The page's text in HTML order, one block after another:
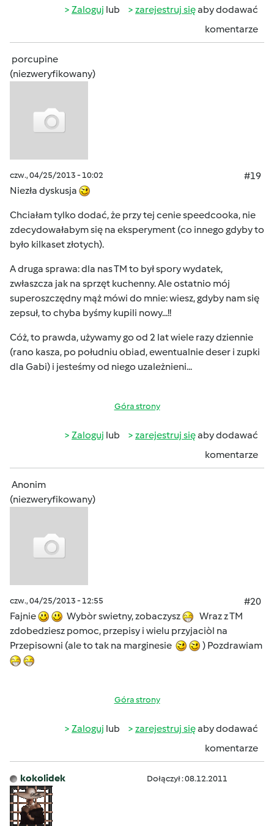
Zaloguj lub zarejestruj sięaby dodawać
komentarze
porcupine
(niezweryfikowany)
czw., 04/25/2013 - 10:02
#19
Niezła dyskusja
Chciałam tylko dodać, że przy tej cenie speedcooka, nie
zdecydowałabym się na eksperyment (co innego gdyby to
było kilkaset złotych).
A druga sprawa: dla nas TM to był spory wydatek,
zwłaszcza jak na sprzęt kuchenny. Ale ostatnio mój
superoszczędny mąż mówi do mnie: wiesz, gdyby nam się
zepsuł, to chyba byśmy kupili nowy...!!
Cóż, to prawda, używamy go od 2 lat wiele razy dziennie
(rano kasza, po południu obiad, ewentualnie deser i zupki
dla Gabi) i jesteśmy od niego uzależnieni...
Góra strony
Zaloguj lub zarejestruj sięaby dodawać
komentarze
Anonim
(niezweryfikowany)
czw., 04/25/2013 - 12:55
#20
Fajnie
Wybòr swietny, zobaczysz
Wraz z TM
zdobedziesz pomoc, przepisy i wielu przyjaciòl na
Przepisowni (ale to tak na marginesie
) Pozdrawiam
Góra strony
Zaloguj lub zarejestruj sięaby dodawać
komentarze
kokolidek Dołączył : 08.12.2011